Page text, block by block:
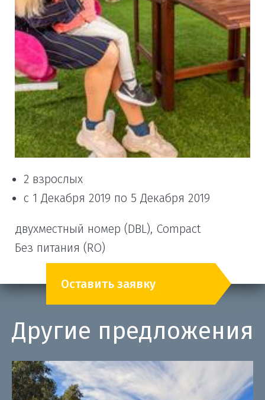
2 взрослых
с 1 Декабря 2019 по 5 Декабря 2019
двухместный номер (DBL), Compact
Без питания (RO)
Оставить заявку
Другие предложения